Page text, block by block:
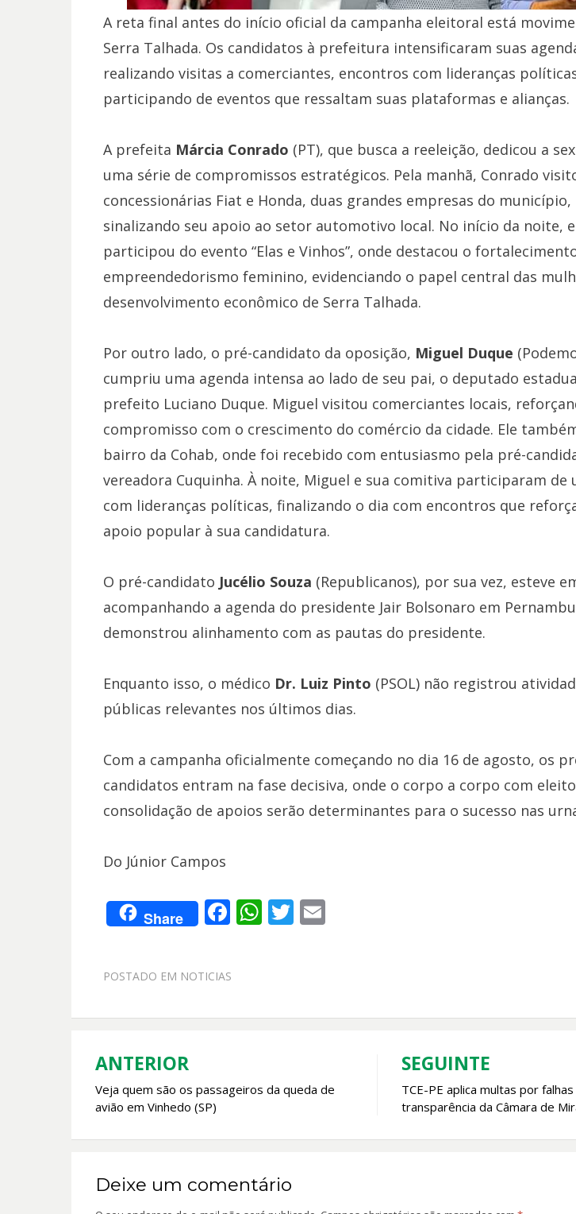
A reta final antes do início oficial da campanha eleitoral está
Serra Talhada. Os candidatos à prefeitura intensificaram suas
realizando visitas a comerciantes, encontros com lideranças
participando de eventos que ressaltam suas plataformas e alianças.
A prefeita Márcia Conrado (PT), que busca a reeleição, dedicou a
uma série de compromissos estratégicos. Pela manhã, Conrado
concessionárias Fiat e Honda, duas grandes empresas do município,
sinalizando seu apoio ao setor automotivo local. No início da noite,
participou do evento “Elas e Vinhos”, onde destacou o
empreendedorismo feminino, evidenciando o papel central das
desenvolvimento econômico de Serra Talhada.
Por outro lado, o pré-candidato da oposição, Miguel Duque
cumpriu uma agenda intensa ao lado de seu pai, o deputado
prefeito Luciano Duque. Miguel visitou comerciantes locais,
compromisso com o crescimento do comércio da cidade. Ele
bairro da Cohab, onde foi recebido com entusiasmo pela pré-
vereadora Cuquinha. À noite, Miguel e sua comitiva participaram de
com lideranças políticas, finalizando o dia com encontros que
apoio popular à sua candidatura.
O pré-candidato Jucélio Souza (Republicanos), por sua vez, esteve
acompanhando a agenda do presidente Jair Bolsonaro em
demonstrou alinhamento com as pautas do presidente.
Enquanto isso, o médico Dr. Luiz Pinto (PSOL) não registrou
públicas relevantes nos últimos dias.
Com a campanha oficialmente começando no dia 16 de agosto, os
candidatos entram na fase decisiva, onde o corpo a corpo com
consolidação de apoios serão determinantes para o sucesso nas
Do Júnior Campos
Share F
b
o
W
A
T E
POSTADO EM NOTICIAS
Navegação
de
ANTERIOR
Veja quem são os passageiros da queda de
avião em Vinhedo (SP)
SEGUINTE
TCE-PE aplica multas por falhas
transparência da Câmara de
Deixe um comentário